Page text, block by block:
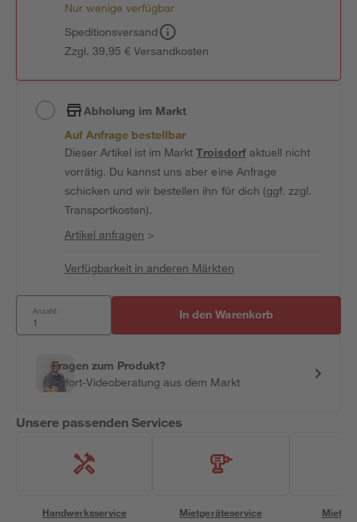
Nur wenige verfügbar
Speditionsversand
Zzgl. 39,95 € Versandkosten
Abholung im Markt
Auf Anfrage bestellbar
Dieser Artikel ist im MarktTroisdorfaktuell nicht
vorrätig. Du kannst uns aber eine Anfrage
schicken und wir bestellen ihn für dich (ggf. zzgl.
Transportkosten).
Artikel anfragen >
Verfügbarkeit in anderen Märkten
Anzahl: In den Warenkorb
Fragen zum Produkt?
Sofort-Videoberatung aus dem Markt
Unsere passenden Services
Handwerksservice Mietgeräteservice